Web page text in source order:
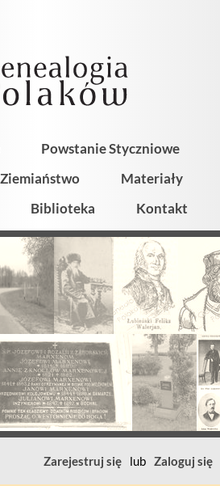
Powstanie Styczniowe
Ziemiaństwo
Materiały
Biblioteka Kontakt
Zarejestruj się lub Zaloguj się